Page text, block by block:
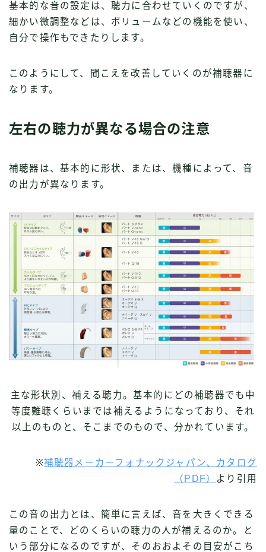
基本的な音の設定は、聴力に合わせていくのですが、
細かい微調整などは、ボリュームなどの機能を使い、
自分で操作もできたりします。
このようにして、聞こえを改善していくのが補聴器に
なります。
左右の聴力が異なる場合の注意
補聴器は、基本的に形状、または、機種によって、音
の出力が異なります。
主な形状別、補える聴力。基本的にどの補聴器でも中
等度難聴くらいまでは補えるようになっており、それ
以上のものと、そこまでのもので、分かれています。
※補聴器メーカーフォナックジャパン、カタログ
（PDF）
より引用
この音の出力とは、簡単に言えば、音を大きくできる
量のことで、どのくらいの聴力の人が補えるのか。と
いう部分になるのですが、そのおおよその目安がこち